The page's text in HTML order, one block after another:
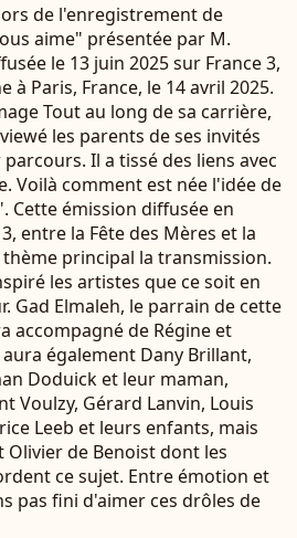
de l'enregistrement de
aime" présentée par M.
le 13 juin 2025 sur France 3,
à Paris, France, le 14 avril 2025.
Tout au long de sa carrière,
les parents de ses invités
Il a tissé des liens avec
Voilà comment est née l'idée de
Cette émission diffusée en
entre la Fête des Mères et la
thème principal la transmission.
les artistes que ce soit en
Gad Elmaleh, le parrain de cette
accompagné de Régine et
également Dany Brillant,
Doduick et leur maman,
Voulzy, Gérard Lanvin, Louis
Leeb et leurs enfants, mais
Olivier de Benoist dont les
ce sujet. Entre émotion et
pas fini d'aimer ces drôles de